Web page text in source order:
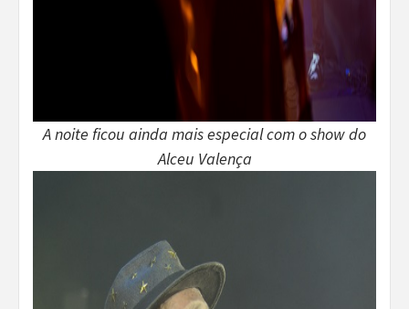
A noite ficou ainda mais especial com o show do
Alceu Valença